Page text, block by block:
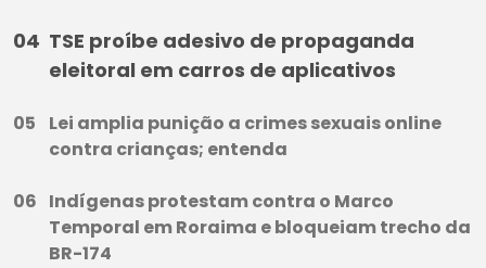
TSE proíbe adesivo de propaganda
eleitoral em carros de aplicativos
Lei amplia punição a crimes sexuais online
contra crianças; entenda
Indígenas protestam contra o Marco
Temporal em Roraima e bloqueiam trecho da
BR-174